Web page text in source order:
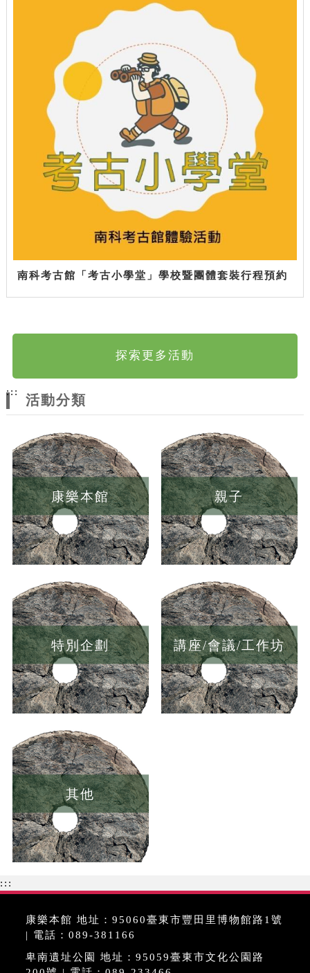
南科考古館「考古小學堂」學校暨團體套裝行程預約
探索更多活動
:::
活動分類
康樂本館 親子
特別企劃 講座/會議/工作坊
其他
:::
康樂本館 地址：95060臺東市豐田里博物館路1號
| 電話：089-381166
卑南遺址公園 地址：95059臺東市文化公園路